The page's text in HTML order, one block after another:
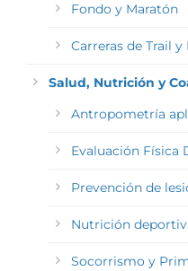
Fondo y Maratón
Carreras de Trail y
Salud, Nutrición y
Antropometría
Evaluación Física
Prevención de
Nutrición
Socorrismo y